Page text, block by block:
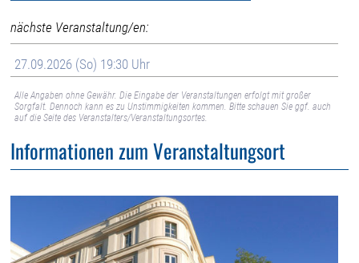
nächste Veranstaltung/en:
27.09.2026 (So) 19:30 Uhr
Alle Angaben ohne Gewähr. Die Eingabe der Veranstaltungen erfolgt mit großer
Sorgfalt. Dennoch kann es zu Unstimmigkeiten kommen. Bitte schauen Sie ggf. auch
auf die Seite des Veranstalters/Veranstaltungsortes.
Informationen zum Veranstaltungsort